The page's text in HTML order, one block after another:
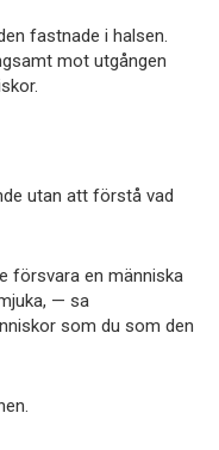
fastnade i halsen.
mot utgången
utan att förstå vad
försvara en människa
— sa
som du som den